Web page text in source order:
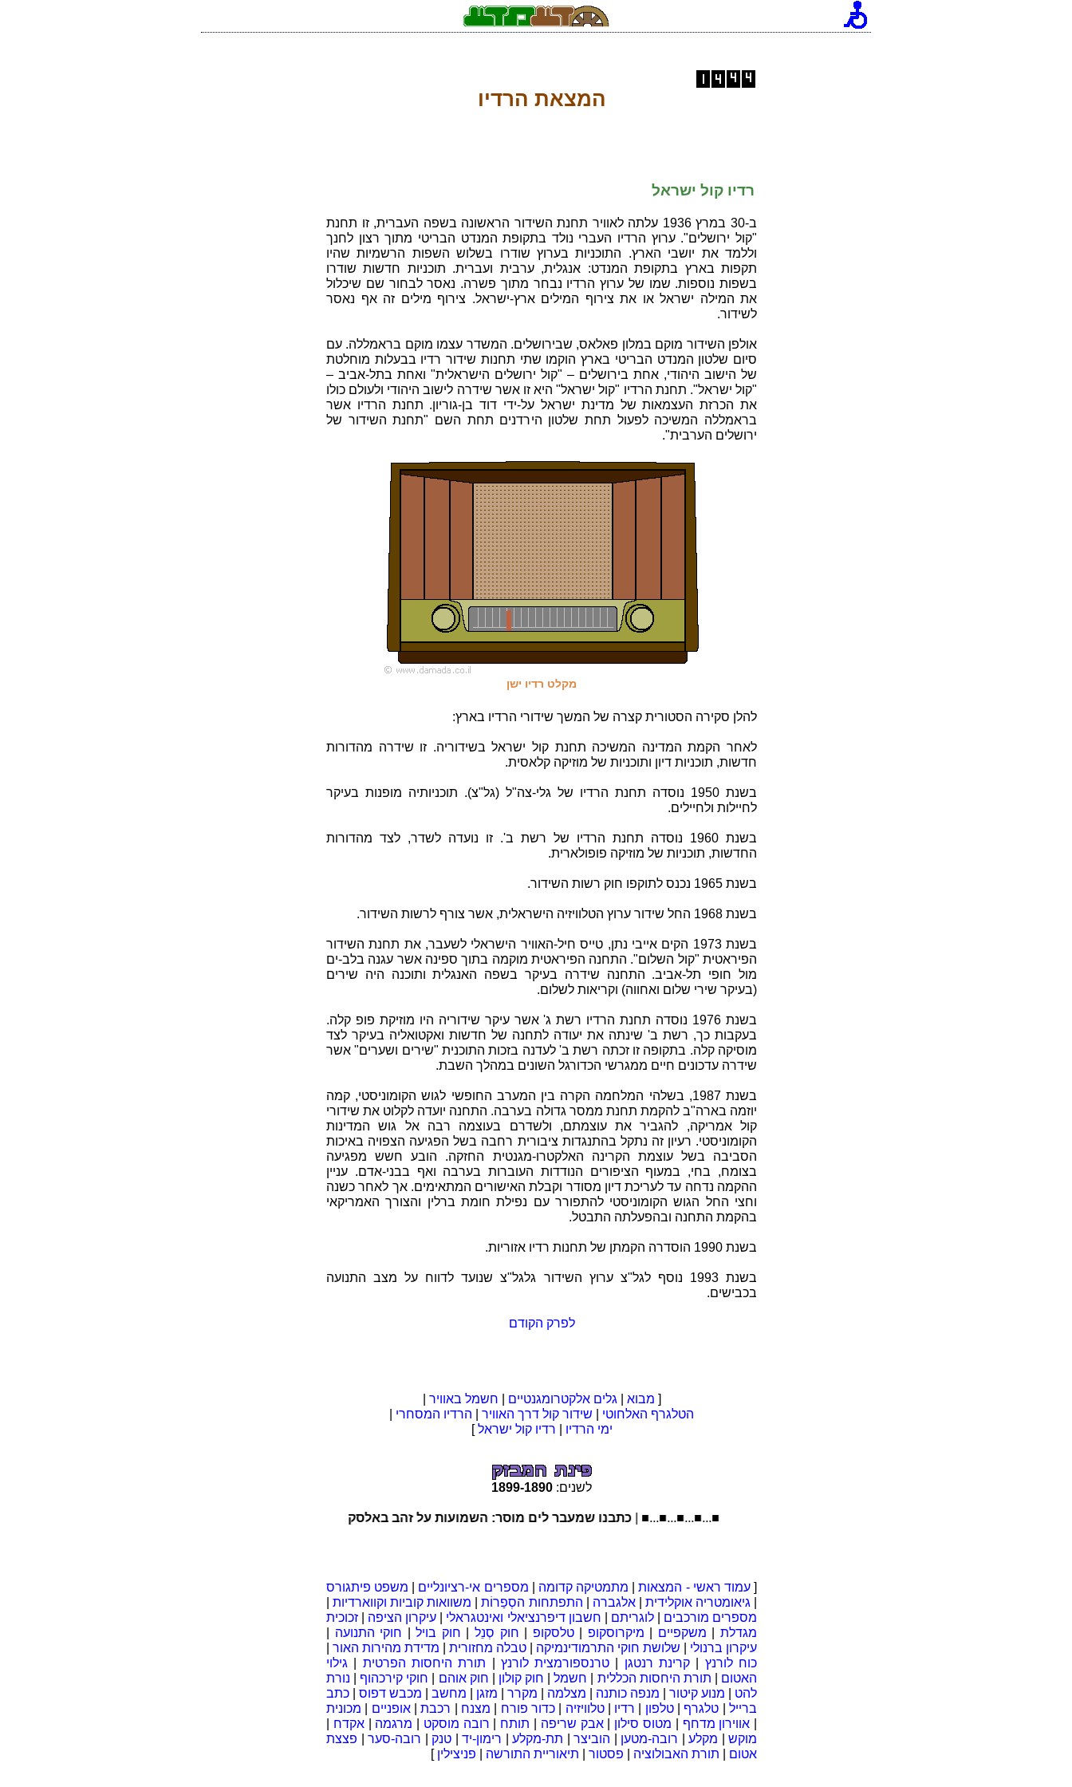
המצאת הרדיו
רדיו קול ישראל
ב-30 במרץ 1936 עלתה לאוויר תחנת השידור הראשונה בשפה העברית, זו תחנת
"קול ירושלים". ערוץ הרדיו העברי נולד בתקופת המנדט הבריטי מתוך רצון לחנך
וללמד את יושבי הארץ. התוכניות בערוץ שודרו בשלוש השפות הרשמיות שהיו
תקפות בארץ בתקופת המנדט: אנגלית, ערבית ועברית. תוכניות חדשות שודרו
בשפות נוספות. שמו של ערוץ הרדיו נבחר מתוך פשרה. נאסר לבחור שם שיכלול
את המילה ישראל או את צירוף המילים ארץ-ישראל. צירוף מילים זה אף נאסר
לשידור.
אולפן השידור מוקם במלון פאלאס, שבירושלים. המשדר עצמו מוקם בראמללה. עם
סיום שלטון המנדט הבריטי בארץ הוקמו שתי תחנות שידור רדיו בבעלות מוחלטת
של הישוב היהודי, אחת בירושלים – "קול ירושלים הישראלית" ואחת בתל-אביב –
"קול ישראל". תחנת הרדיו "קול ישראל" היא זו אשר שידרה לישוב היהודי ולעולם כולו
את הכרזת העצמאות של מדינת ישראל על-ידי דוד בן-גוריון. תחנת הרדיו אשר
בראמללה המשיכה לפעול תחת שלטון הירדנים תחת השם "תחנת השידור של
ירושלים הערבית".
מקלט רדיו ישן
להלן סקירה הסטורית קצרה של המשך שידורי הרדיו בארץ:
לאחר הקמת המדינה המשיכה תחנת קול ישראל בשידוריה. זו שידרה מהדורות
חדשות, תוכניות דיון ותוכניות של מוזיקה קלאסית.
בשנת 1950 נוסדה תחנת הרדיו של גלי-צה"ל (גל"צ). תוכניותיה מופנות בעיקר
לחיילות ולחיילים.
בשנת 1960 נוסדה תחנת הרדיו של רשת ב'. זו נועדה לשדר, לצד מהדורות
החדשות, תוכניות של מוזיקה פופולארית.
בשנת 1965 נכנס לתוקפו חוק רשות השידור.
בשנת 1968 החל שידור ערוץ הטלוויזיה הישראלית, אשר צורף לרשות השידור.
בשנת 1973 הקים אייבי נתן, טייס חיל-האוויר הישראלי לשעבר, את תחנת השידור
הפיראטית "קול השלום". התחנה הפיראטית מוקמה בתוך ספינה אשר עגנה בלב-ים
מול חופי תל-אביב. התחנה שידרה בעיקר בשפה האנגלית ותוכנה היה שירים
(בעיקר שירי שלום ואחווה) וקריאות לשלום.
בשנת 1976 נוסדה תחנת הרדיו רשת ג' אשר עיקר שידוריה היו מוזיקת פופ קלה.
בעקבות כך, רשת ב' שינתה את יעודה לתחנה של חדשות ואקטואליה בעיקר לצד
מוסיקה קלה. בתקופה זו זכתה רשת ב' לעדנה בזכות התוכנית "שירים ושערים" אשר
שידרה עדכונים חיים ממגרשי הכדורגל השונים במהלך השבת.
בשנת 1987, בשלהי המלחמה הקרה בין המערב החופשי לגוש הקומוניסטי, קמה
יוזמה בארה"ב להקמת תחנת ממסר גדולה בערבה. התחנה יועדה לקלוט את שידורי
קול אמריקה, להגביר את עוצמתם, ולשדרם בעוצמה רבה אל גוש המדינות
הקומוניסטי. רעיון זה נתקל בהתנגדות ציבורית רחבה בשל הפגיעה הצפויה באיכות
הסביבה בשל עוצמת הקרינה האלקטרו-מגנטית החזקה. הובע חשש מפגיעה
בצומח, בחי, במעוף הציפורים הנודדות העוברות בערבה ואף בבני-אדם. עניין
ההקמה נדחה עד לעריכת דיון מסודר וקבלת האישורים המתאימים. אך לאחר כשנה
וחצי החל הגוש הקומוניסטי להתפורר עם נפילת חומת ברלין והצורך האמריקאי
בהקמת התחנה ובהפעלתה התבטל.
בשנת 1990 הוסדרה הקמתן של תחנות רדיו אזוריות.
בשנת 1993 נוסף לגל"צ ערוץ השידור גלגל"צ שנועד לדווח על מצב התנועה
בכבישים.
לפרק הקודם
[ מבוא גלים אלקטרומגנטיים חשמל באוויר
הטלגרף האלחוטי
שידור קול דרך האוויר הרדיו המסחרי
ימי הרדיו
רדיו קול ישראל]
לשנים: 1899-1890
■...■...■...■...■ |כתבנו שמעבר לים מוסר: השמועות על זהב באלסקה נמצאו נכונות, גורמים רוסיים מביעים כעס ואכזבה
[עמוד ראשי - המצאות| מתמטיקה קדומה מספרים אי-רציונליים
משפט פיתגורס
גיאומטריה אוקלידית |אלגברה התפתחות הסְפַרוֹת| משוואות קוביות וקווארדיות|
מספרים מורכבים |לוגריתם חשבון דיפרנציאלי ואינטגראלי עיקרון הציפה
זכוכית
מגדלת
משקפיים מיקרוסקופ |טלסקופ חוק סְנֵל חוק בויל| חוקי התנועה
עיקרון ברנולי
שלושת חוקי התרמודינמיקה טבלה מחזורית מדידת מהירות האור
כוח לורנץ
קרינת רנטגן טרנספורמצית לורנץ תורת היחסות הפרטית
גילוי
האטום
תורת היחסות הכללית חשמל| חוק קולון חוק אוהם חוקי קירכהוף
נורת
להט
מנוע קיטור מנפה כותנה מצלמה מקרר מזגן מחשב מכבש דפוס
כתב
ברייל| טלגרף |טלפון רדיו |טלוויזיה |כדור פורח מצנח רכבת|אופניים
מכונית
אווירון מדחף מטוס סילון |אבק שריפה תותח רובה מוסקט מרגמה |אקדח
מוקש
מקלע רובה-מטען הוביצר תת-מקלע רימון-יד טנק רובה-סער
פצצת
אטום
תורת האבולוציה פסטור תיאוריית התורשה פניצילין ]